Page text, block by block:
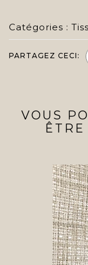
Catégories :
PARTAGEZ CECI:
VOUS